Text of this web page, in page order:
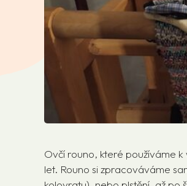
Ovčí rouno, které používáme
let. Rouno si zpracováváme